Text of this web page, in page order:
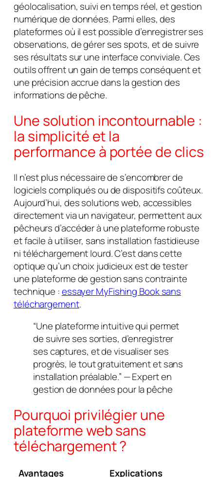
géolocalisation, suivi en temps réel, et gestion
numérique de données. Parmi elles, des
plateformes où il est possible d’enregistrer ses
observations, de gérer ses spots, et de suivre
ses résultats sur une interface conviviale. Ces
outils offrent un gain de temps conséquent et
une précision accrue dans la gestion des
informations de pêche.
Une solution incontournable :
la simplicité et la
performance à portée de clics
Il n’est plus nécessaire de s’encombrer de
logiciels compliqués ou de dispositifs coûteux.
Aujourd’hui, des solutions web, accessibles
directement via un navigateur, permettent aux
pêcheurs d’accéder à une plateforme robuste
et facile à utiliser, sans installation fastidieuse
ni téléchargement lourd. C’est dans cette
optique qu’un choix judicieux est de tester
une plateforme de gestion sans contrainte
technique :essayer MyFishing Book sans
téléchargement.
“Une plateforme intuitive qui permet
de suivre ses sorties, d’enregistrer
ses captures, et de visualiser ses
progrès, le tout gratuitement et sans
installation préalable.” — Expert en
gestion de données pour la pêche
Pourquoi privilégier une
plateforme web sans
téléchargement ?
Avantages Explications